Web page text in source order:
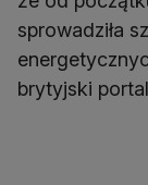
sprowadziła
brytyjski